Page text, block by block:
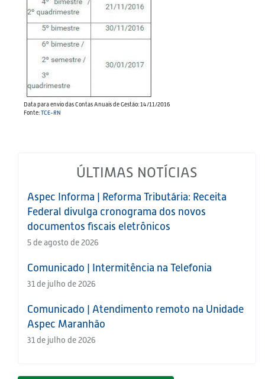
Data para envio das Contas Anuais de Gestão: 14/11/2016
Fonte:TCE-RN
ÚLTIMAS NOTÍCIAS
Aspec Informa | Reforma Tributária: Receita
Federal divulga cronograma dos novos
documentos fiscais eletrônicos
5 de agosto de 2026
Comunicado | Intermitência na Telefonia
31 de julho de 2026
Comunicado | Atendimento remoto na Unidade
Aspec Maranhão
31 de julho de 2026